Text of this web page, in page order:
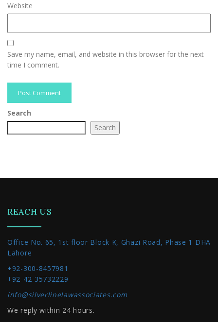
Website
Save my name, email, and website in this browser for the next
time I comment.
Search
Search
REACH US
Office No. 65, 1st floor Block K, Ghazi Road, Phase 1 DHA
Lahore
+92-300-8457981
+92-42-35732229
info@silverlinelawassociates.com
We reply within 24 hours.